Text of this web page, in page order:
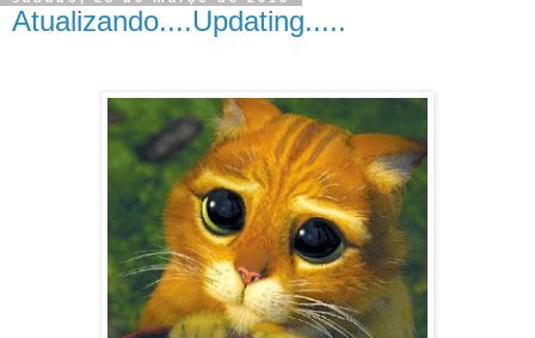
Atualizando....Updating.....